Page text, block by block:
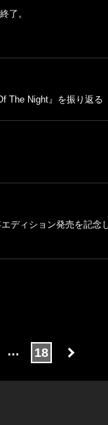
了。
The Night』を振り返る
ディション発売を記念
… 18